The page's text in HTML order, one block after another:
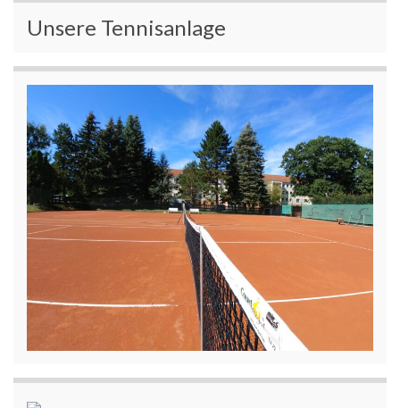
Unsere Tennisanlage